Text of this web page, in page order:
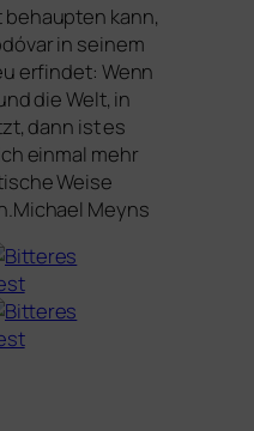
kann,
in sei­nem
erfin­det: Wenn
die Welt, in
dann ist es
ein­mal mehr
Weise
Michael Meyns